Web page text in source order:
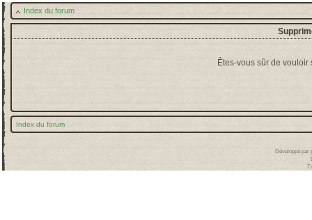
Index du forum
Êtes-vous sûr de
Index du forum
Développé par